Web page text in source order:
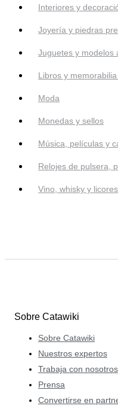
Interiores y
Joyería y piedras
Juguetes y modelos
Libros y
Moda
Monedas y sellos
Música, películas y
Relojes de pulsera,
Vino, whisky y licores
Sobre Catawiki
Sobre Catawiki
Nuestros expertos
Trabaja con nosotros
Prensa
Convertirse en